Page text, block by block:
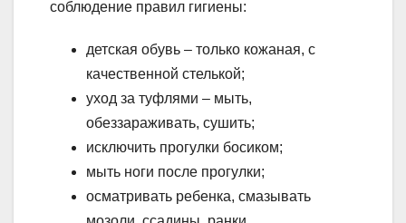
соблюдение правил гигиены:
детская обувь – только кожаная, с
качественной стелькой;
уход за туфлями – мыть,
обеззараживать, сушить;
исключить прогулки босиком;
мыть ноги после прогулки;
осматривать ребенка, смазывать